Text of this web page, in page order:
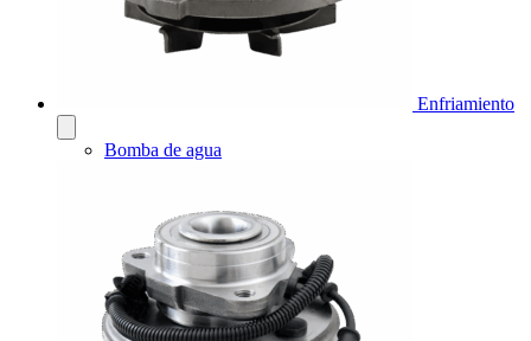
Enfriamiento
Bomba de agua